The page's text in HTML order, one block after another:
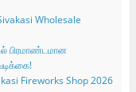
Wholesale
பிரமாண்டமான
Fireworks Shop 2026